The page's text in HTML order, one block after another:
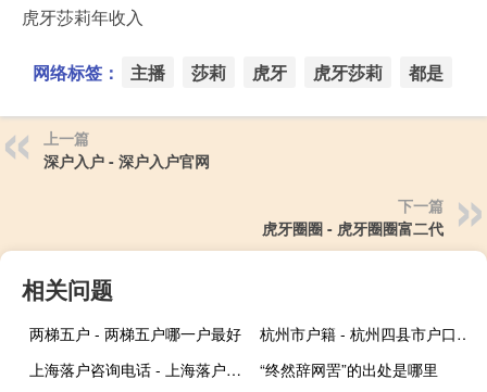
虎牙莎莉年收入
网络标签： 主播 莎莉 虎牙 虎牙莎莉 都是
上一篇
深户入户 - 深户入户官网
下一篇
虎牙圈圈 - 虎牙圈圈富二代
相关问题
两梯五户 - 两梯五户哪一户最好
杭州市户籍 - 杭州四县市户口什么意思
上海落户咨询电话 - 上海落户中心咨询电话
“终然辞网罟”的出处是哪里